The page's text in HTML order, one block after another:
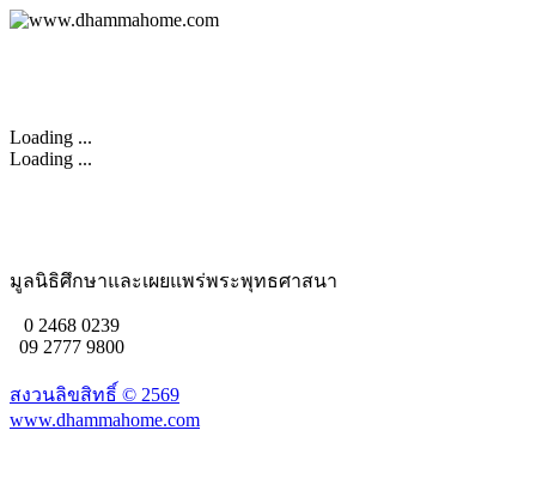
Loading ...
Loading ...
มูลนิธิศึกษาและเผยแพร่พระพุทธศาสนา
0 2468 0239
09 2777 9800
สงวนลิขสิทธิ์ © 2569
www.dhammahome.com